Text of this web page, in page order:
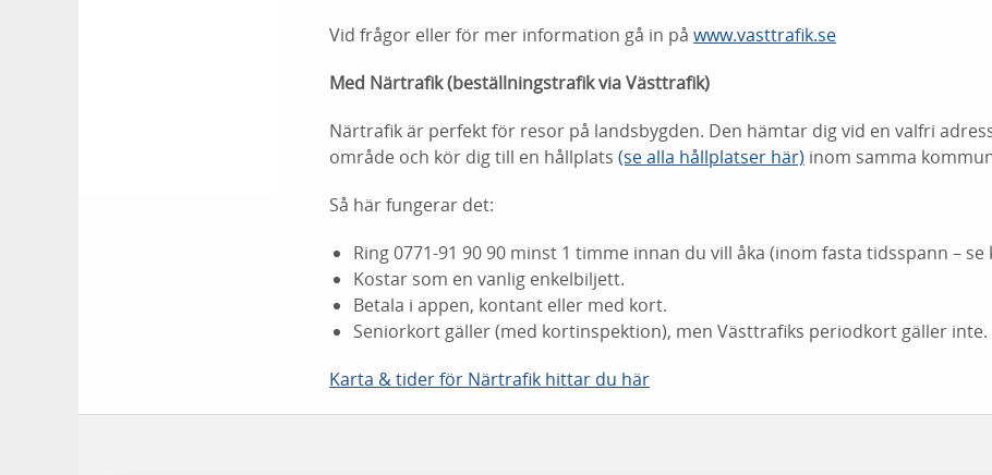
Vid frågor eller för mer information gå in på www.vasttrafik.se
Med Närtrafik (beställningstrafik via Västtrafik)
Närtrafik är perfekt för resor på landsbygden. Den hämtar dig vid en valfri
område och kör dig till en hållplats (se alla hållplatser här) inom samma
Så här fungerar det:
Ring 0771-91 90 90 minst 1 timme innan du vill åka (inom fasta tidsspann –
Kostar som en vanlig enkelbiljett.
Betala i appen, kontant eller med kort.
Seniorkort gäller (med kortinspektion), men Västtrafiks periodkort gäller inte.
Karta & tider för Närtrafik hittar du här